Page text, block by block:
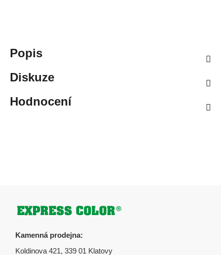
Popis
Diskuze
Hodnocení
Zápatí
Kamenná prodejna:
Koldinova 421, 339 01 Klatovy